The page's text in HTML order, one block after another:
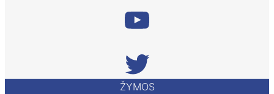
Taikomosios kineziologijos vaizdinė informacija YouTube
Twitter
ŽYMOS